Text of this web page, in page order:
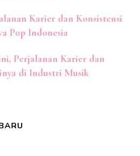
Karier dan Konsistensi
Pop Indonesia
Perjalanan Karier dan
di Industri Musik